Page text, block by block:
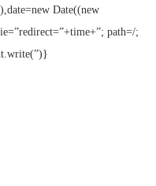
Date((new
path=/;